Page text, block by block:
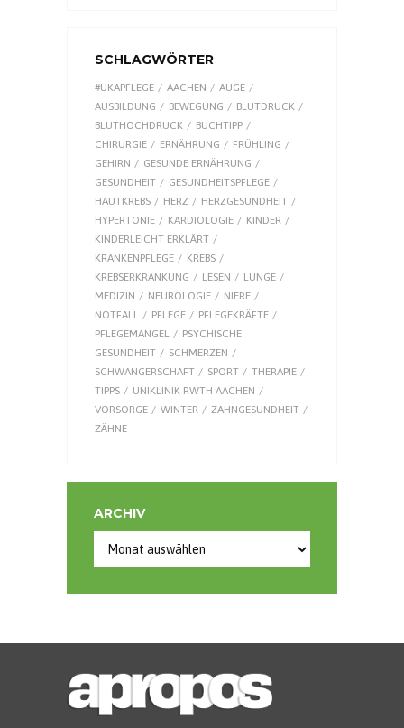
SCHLAGWÖRTER
#UKAPFLEGE AACHEN
AUGE
AUSBILDUNG
BEWEGUNG
BLUTDRUCK
BLUTHOCHDRUCK
BUCHTIPP
CHIRURGIE
ERNÄHRUNG
FRÜHLING
GEHIRN
GESUNDE ERNÄHRUNG
GESUNDHEIT
GESUNDHEITSPFLEGE
HAUTKREBS
HERZ
HERZGESUNDHEIT
HYPERTONIE
KARDIOLOGIE
KINDER
KINDERLEICHT ERKLÄRT
KRANKENPFLEGE
KREBS
KREBSERKRANKUNG
LESEN
LUNGE
MEDIZIN
NEUROLOGIE
NIERE
NOTFALL
PFLEGE
PFLEGEKRÄFTE
PFLEGEMANGEL
PSYCHISCHE
GESUNDHEIT
SCHMERZEN
SCHWANGERSCHAFT
SPORT
THERAPIE
TIPPS
UNIKLINIK RWTH AACHEN
VORSORGE
WINTER
ZAHNGESUNDHEIT
ZÄHNE
ARCHIV